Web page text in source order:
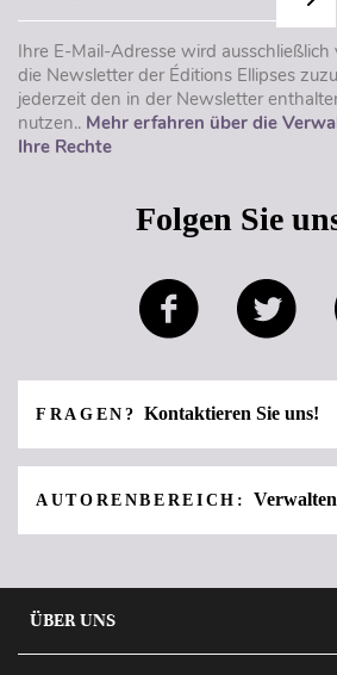
Ihre E-Mail-Adresse wird
die Newsletter der Éditions Ellipses
jederzeit den in der Newsletter
nutzen.. Mehr erfahren über die
Ihre Rechte
Folgen Sie
FRAGEN?Kontaktieren Sie uns!
AUTORENBEREICH:
ÜBER UNS